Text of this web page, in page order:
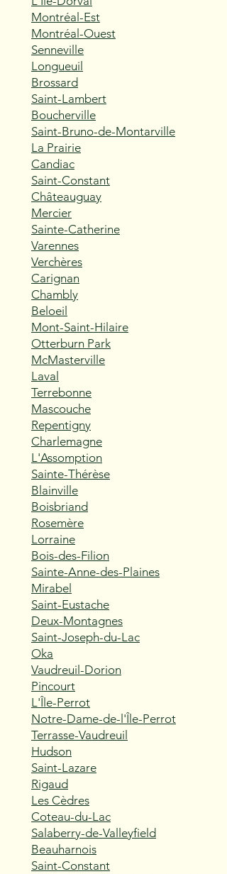
Montréal-Est
Montréal-Ouest
Senneville
Longueuil
Brossard
Saint-Lambert
Boucherville
Saint-Bruno-de-Montarville
La Prairie
Candiac
Saint-Constant
Châteauguay
Mercier
Sainte-Catherine
Varennes
Verchères
Carignan
Chambly
Beloeil
Mont-Saint-Hilaire
Otterburn Park
McMasterville
Laval
Terrebonne
Mascouche
Repentigny
Charlemagne
L'Assomption
Sainte-Thérèse
Blainville
Boisbriand
Rosemère
Lorraine
Bois-des-Filion
Sainte-Anne-des-Plaines
Mirabel
Saint-Eustache
Deux-Montagnes
Saint-Joseph-du-Lac
Oka
Vaudreuil-Dorion
Pincourt
L'Île-Perrot
Notre-Dame-de-l'Île-Perrot
Terrasse-Vaudreuil
Hudson
Saint-Lazare
Rigaud
Les Cèdres
Coteau-du-Lac
Salaberry-de-Valleyfield
Beauharnois
Saint-Constant